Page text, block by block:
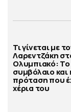
Τι γίνεται με
Λαρεντζάκη
Ολυμπιακό: Το
συμβόλαιο και
πρόταση που
χέρια του